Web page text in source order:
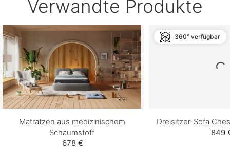
Verwandte Produkte
Matratzen aus medizinischem
Schaumstoff
678 €
360° verfügbar
Dreisitzer-Sofa
849